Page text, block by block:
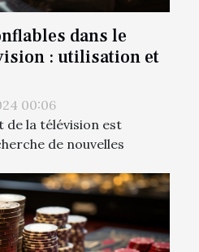
dans le
: utilisation et
00:06
de la télévision est
de nouvelles